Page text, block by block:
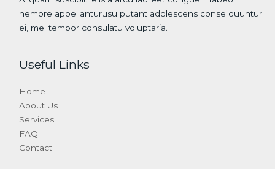
nemore appellanturusu putant adolescens conse quuntur
ei, mel tempor consulatu voluptaria.
Useful Links
Home
About Us
Services
FAQ
Contact